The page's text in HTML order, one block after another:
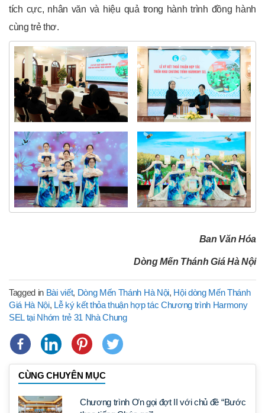
tích cực, nhân văn và hiệu quả trong hành trình đồng hành
cùng trẻ thơ.
Ban Văn Hóa
Dòng Mến Thánh Giá Hà Nội
Tagged in Bài viết, Dòng Mến Thánh Hà Nội, Hội dòng Mến Thánh
Giá Hà Nội, Lễ ký kết thỏa thuận hợp tác Chương trình Harmony
SEL tại Nhóm trẻ 31 Nhà Chung
CÙNG CHUYÊN MỤC
Chương trình Ơn gọi đợt II với chủ đề “Bước